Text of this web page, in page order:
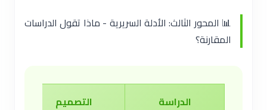
📊 المحور الثالث: الأدلة السريرية - ماذا تقول الدراسات
المقارنة؟
الدراسة التصميم